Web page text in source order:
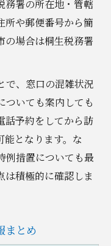
務署の所在地・管轄
所や郵便番号から簡
の場合は桐生税務署
で、窓口の混雑状況
ついても案内しても
話予約をしてから訪
能となります。な
例措置についても最
は積極的に確認しま
まとめ